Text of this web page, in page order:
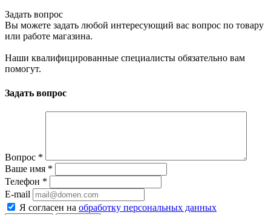
Задать вопрос
Вы можете задать любой интересующий вас вопрос по товару
или работе магазина.
Наши квалифицированные специалисты обязательно вам
помогут.
Задать вопрос
Вопрос *
Ваше имя *
Телефон *
E-mail
Я согласен на обработку персональных данных